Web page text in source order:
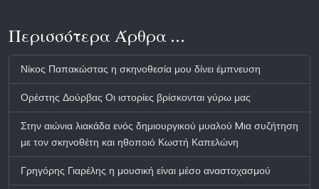
Περισσότερα Άρθρα …
Νίκος Παπακώστας η σκηνοθεσία μου δίνει έμπνευση
Ορέστης Δούρβας Οι ιστορίες βρίσκονται γύρω μας
Στην αιώνια λιακάδα ενός δημιουργικού μυαλού Mια συζήτηση
με τον σκηνοθέτη και ηθοποιό Κωστή Καπελώνη
Γρηγόρης Γιαρέλης η μουσική είναι μέσο αναστοχασμού